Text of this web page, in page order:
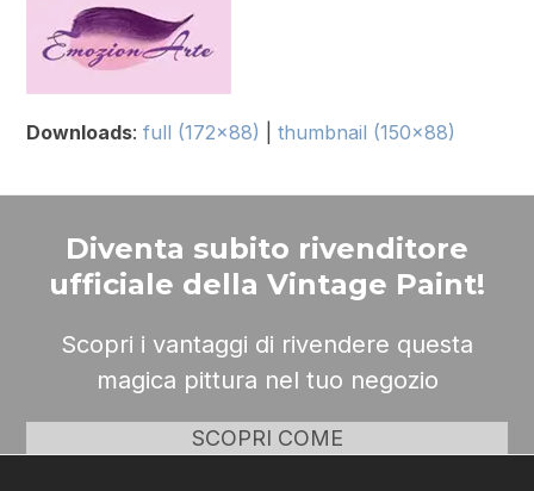
Downloads:full (172x88) |thumbnail (150x88)
Diventa subito rivenditore
ufficiale della Vintage Paint!
Scopri i vantaggi di rivendere questa
magica pittura nel tuo negozio
SCOPRI COME